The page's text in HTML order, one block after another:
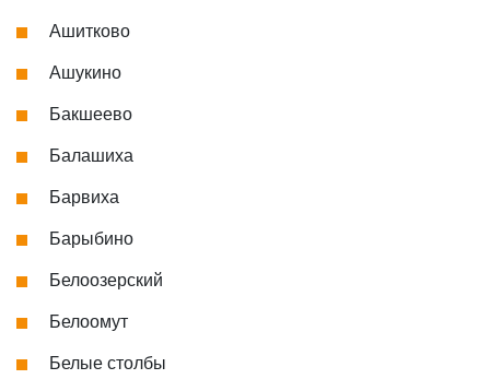
Ашитково
Ашукино
Бакшеево
Балашиха
Барвиха
Барыбино
Белоозерский
Белоомут
Белые столбы